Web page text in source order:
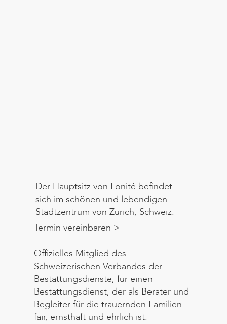
Der Hauptsitz von Lonité befindet
sich im schönen und lebendigen
Stadtzentrum von Zürich, Schweiz.
Offizielles Mitglied des
Schweizerischen Verbandes der
Bestattungsdienste, für einen
Bestattungsdienst, der als Berater und
Begleiter für die trauernden Familien
fair, ernsthaft und ehrlich ist.
Termin vereinbaren >